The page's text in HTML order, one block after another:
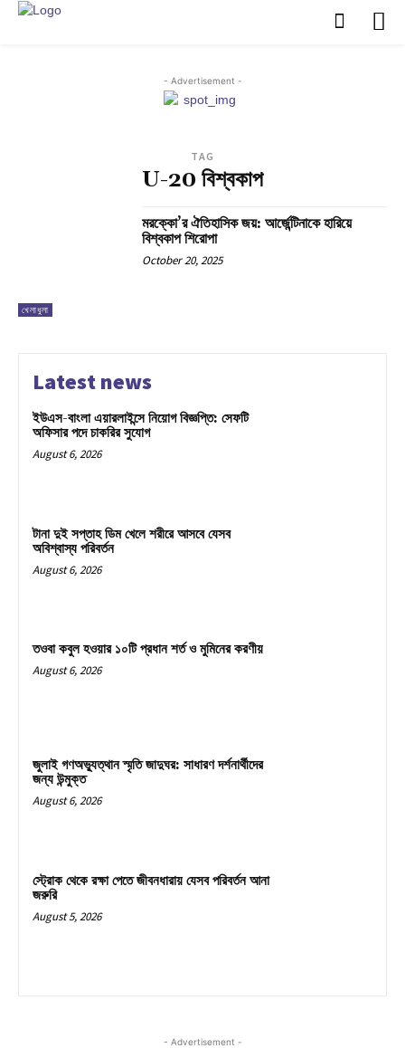
- Advertisement -
TAG
U-20 বিশ্বকাপ
খেলাধুলা
মরক্কো’র ঐতিহাসিক জয়: আর্জেন্টিনাকে হারিয়ে
বিশ্বকাপ শিরোপা
October 20, 2025
Latest news
ইউএস-বাংলা এয়ারলাইন্সে নিয়োগ বিজ্ঞপ্তি: সেফটি
অফিসার পদে চাকরির সুযোগ
August 6, 2026
টানা দুই সপ্তাহ ডিম খেলে শরীরে আসবে যেসব
অবিশ্বাস্য পরিবর্তন
August 6, 2026
তওবা কবুল হওয়ার ১০টি প্রধান শর্ত ও মুমিনের করণীয়
August 6, 2026
জুলাই গণঅভ্যুত্থান স্মৃতি জাদুঘর: সাধারণ দর্শনার্থীদের
জন্য উন্মুক্ত
August 6, 2026
স্ট্রোক থেকে রক্ষা পেতে জীবনধারায় যেসব পরিবর্তন আনা
জরুরি
August 5, 2026
- Advertisement -